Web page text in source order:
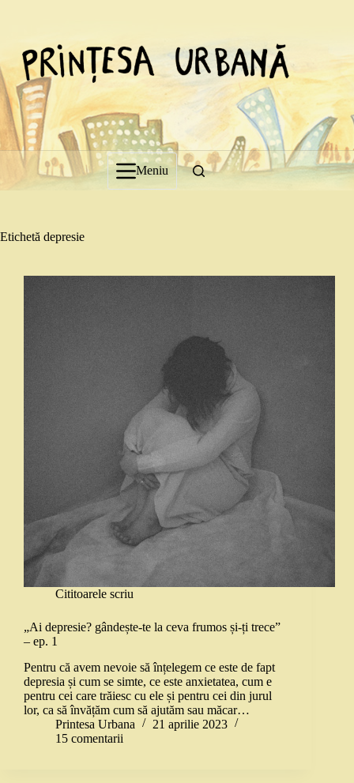
Meniu
Etichetă depresie
Cititoarele scriu
„Ai depresie? gândește-te la ceva frumos și-ți trece”
– ep. 1
Pentru că avem nevoie să înțelegem ce este de fapt
depresia și cum se simte, ce este anxietatea, cum e
pentru cei care trăiesc cu ele și pentru cei din jurul
lor, ca să învățăm cum să ajutăm sau măcar…
Printesa Urbana
21 aprilie 2023
15 comentarii